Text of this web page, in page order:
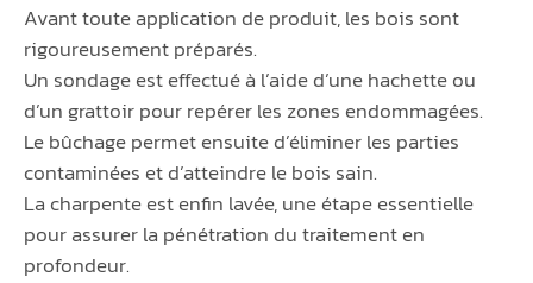
Avant toute application de produit, les bois sont
rigoureusement préparés.
Un sondage est effectué à l’aide d’une hachette ou
d’un grattoir pour repérer les zones endommagées.
Le bûchage permet ensuite d’éliminer les parties
contaminées et d’atteindre le bois sain.
La charpente est enfin lavée, une étape essentielle
pour assurer la pénétration du traitement en
profondeur.